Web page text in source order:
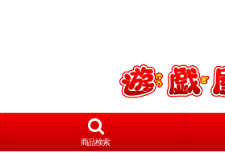
商品検索